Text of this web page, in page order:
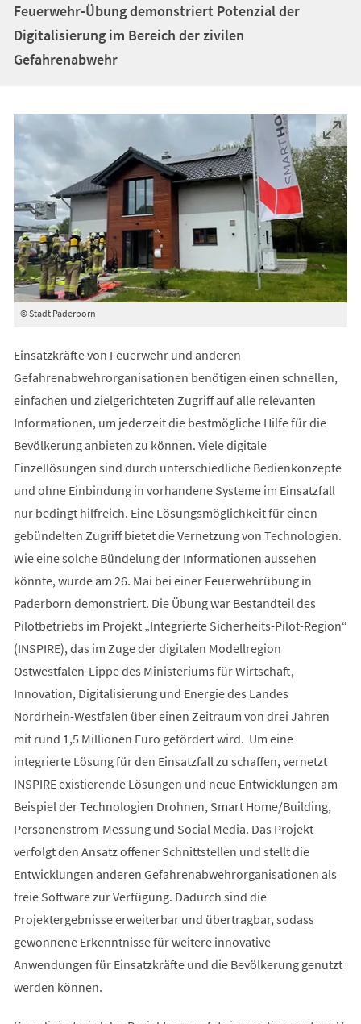
Feuerwehr-Übung demonstriert Potenzial der
Digitalisierung im Bereich der zivilen
Gefahrenabwehr
© Stadt Paderborn
Einsatzkräfte von Feuerwehr und anderen
Gefahrenabwehrorganisationen benötigen einen schnellen,
einfachen und zielgerichteten Zugriff auf alle relevanten
Informationen, um jederzeit die bestmögliche Hilfe für die
Bevölkerung anbieten zu können. Viele digitale
Einzellösungen sind durch unterschiedliche Bedienkonzepte
und ohne Einbindung in vorhandene Systeme im Einsatzfall
nur bedingt hilfreich. Eine Lösungsmöglichkeit für einen
gebündelten Zugriff bietet die Vernetzung von Technologien.
Wie eine solche Bündelung der Informationen aussehen
könnte, wurde am 26. Mai bei einer Feuerwehrübung in
Paderborn demonstriert. Die Übung war Bestandteil des
Pilotbetriebs im Projekt „Integrierte Sicherheits-Pilot-Region“
(INSPIRE), das im Zuge der digitalen Modellregion
Ostwestfalen-Lippe des Ministeriums für Wirtschaft,
Innovation, Digitalisierung und Energie des Landes
Nordrhein-Westfalen über einen Zeitraum von drei Jahren
mit rund 1,5 Millionen Euro gefördert wird. Um eine
integrierte Lösung für den Einsatzfall zu schaffen, vernetzt
INSPIRE existierende Lösungen und neue Entwicklungen am
Beispiel der Technologien Drohnen, Smart Home/Building,
Personenstrom-Messung und Social Media. Das Projekt
verfolgt den Ansatz offener Schnittstellen und stellt die
Entwicklungen anderen Gefahrenabwehrorganisationen als
freie Software zur Verfügung. Dadurch sind die
Projektergebnisse erweiterbar und übertragbar, sodass
gewonnene Erkenntnisse für weitere innovative
Anwendungen für Einsatzkräfte und die Bevölkerung genutzt
werden können.